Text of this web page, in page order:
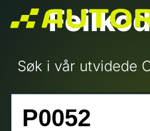
Søk i vår utvidede